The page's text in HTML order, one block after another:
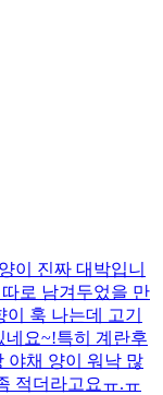
이 진짜 대박입니
로 남겨두었을 만
훅 나는데 고기
네요~!특히 계란후
야채 양이 워낙 많
적더라고요ㅠ.ㅠ